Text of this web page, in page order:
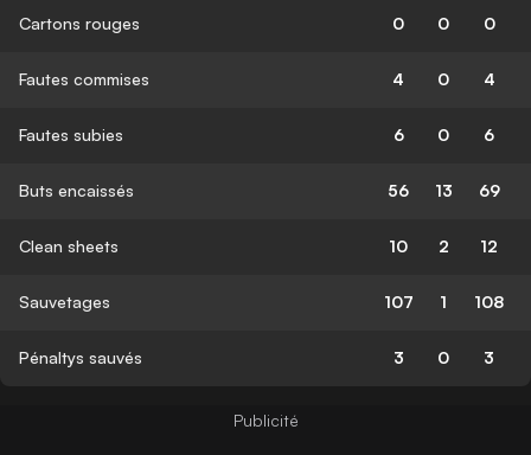
Cartons rouges 0 0 0
Fautes commises 4 0 4
Fautes subies 6 0 6
Buts encaissés 56 13 69
Clean sheets 10 2 12
Sauvetages 107 1 108
Pénaltys sauvés 3 0 3